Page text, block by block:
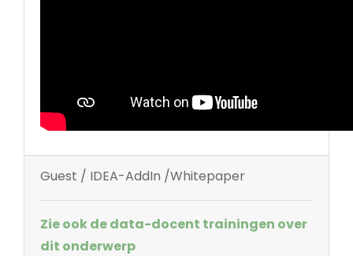
Guest / IDEA-AddIn /Whitepaper
Zie ook de data-docent trainingen over
dit onderwerp